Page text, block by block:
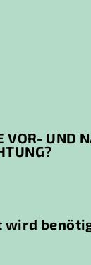
VOR- UND
wird